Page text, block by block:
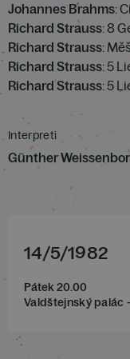
Johannes Brahms:
Richard Strauss: 8
Richard Strauss:
Richard Strauss: 5
Richard Strauss: 5
Interpreti
Günther
14/5/1982
Pátek 20.00
Valdštejnský palác